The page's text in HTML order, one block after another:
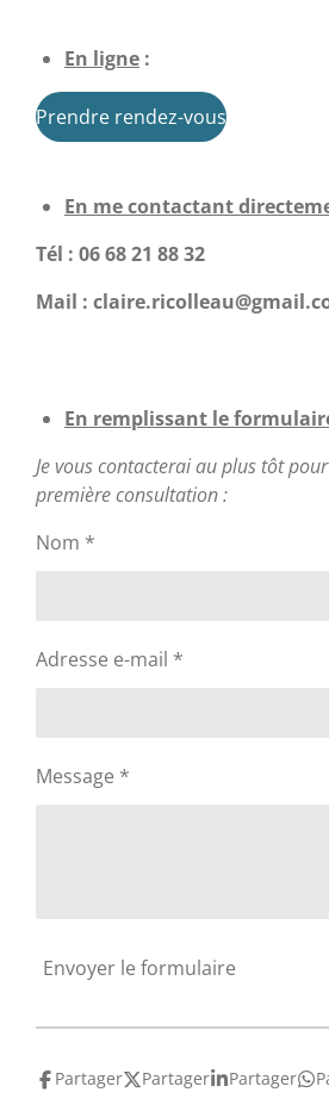
En ligne :
Prendre rendez-vous
En me contactant
Tél : 06 68 21 88 32
Mail :
En remplissant le
Je vous contacterai au plus tôt
première consultation :
Nom *
Adresse e-mail *
Message *
Envoyer le formulaire
Partager Partager Partager